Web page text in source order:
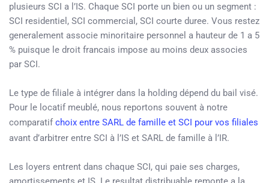
plusieurs SCI a l’IS. Chaque SCI porte un bien ou un segment :
SCI residentiel, SCI commercial, SCI courte duree. Vous restez
generalement associe minoritaire personnel a hauteur de 1 a 5
% puisque le droit francais impose au moins deux associes
par SCI.
Le type de filiale à intégrer dans la holding dépend du bail visé.
Pour le locatif meublé, nous reportons souvent à notre
comparatifchoix entre SARL de famille et SCI pour vos filiales
avant d’arbitrer entre SCI à l’IS et SARL de famille à l’IR.
Les loyers entrent dans chaque SCI, qui paie ses charges,